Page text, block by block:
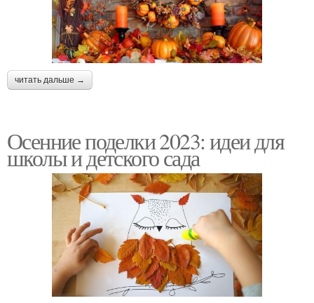
читать дальше →
Осенние поделки 2023: идеи для
школы и детского сада